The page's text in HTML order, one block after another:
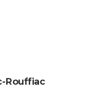
Rouffiac